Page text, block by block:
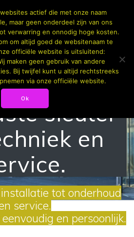
to
content
sleutel
en
tot onderhoud
service.
en persoonlijk.
actief die met onze naam
maar geen onderdeel zijn van ons
verwarring en onnodig hoge kosten.
om altijd goed de websitenaam te
officiële website is uitsluitend:
maken geen gebruik van andere
Bij twijfel kunt u altijd rechtstreeks
via onze officiële website.
Ok